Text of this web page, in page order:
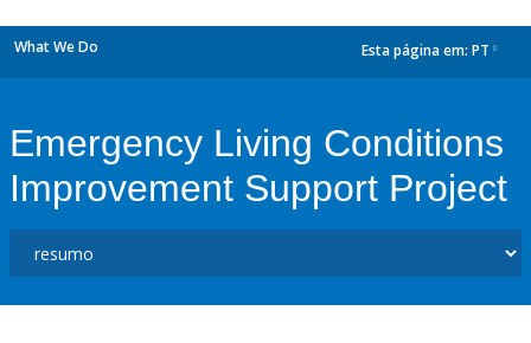
What We Do Esta página em: PT
Emergency Living Conditions
Improvement Support Project